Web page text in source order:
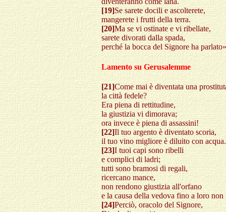
[19]Se sarete docili e ascolterete,
mangerete i frutti della terra.
[20]Ma se vi ostinate e vi ribellate,
sarete divorati dalla spada,
perché la bocca del Signore ha
Lamento su Gerusalemme
[21]Come mai è diventata una
la città fedele?
Era piena di rettitudine,
la giustizia vi dimorava;
ora invece è piena di assassini!
[22]Il tuo argento è diventato scoria,
il tuo vino migliore è diluito con acqua.
[23]I tuoi capi sono ribelli
e complici di ladri;
tutti sono bramosi di regali,
ricercano mance,
non rendono giustizia all'orfano
e la causa della vedova fino a loro non
[24]Perciò, oracolo del Signore,